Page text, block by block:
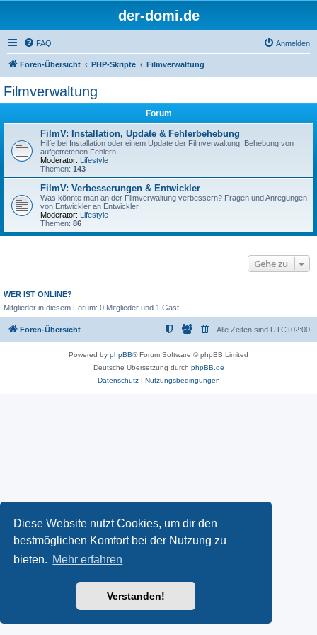
Diese Website nutzt Cookies, um dir den
bestmöglichen Komfort bei der Nutzung zu
bieten. Mehr erfahren
Verstanden!
der-domi.de
FAQ Anmelden
Foren-Übersicht PHP-Skripte Filmverwaltung
Filmverwaltung
Forum
FilmV: Installation, Update & Fehlerbehebung
Hilfe bei Installation oder einem Update der Filmverwaltung. Behebung von
aufgetretenen Fehlern
Moderator: Lifestyle
Themen: 143
FilmV: Verbesserungen & Entwickler
Was könnte man an der Filmverwaltung verbessern? Fragen und Anregungen
von Entwickler an Entwickler.
Moderator: Lifestyle
Themen: 86
Gehe zu
WER IST ONLINE?
Mitglieder in diesem Forum: 0 Mitglieder und 1 Gast
Foren-Übersicht Alle Zeiten sind UTC+02:00
Powered by phpBB® Forum Software © phpBB Limited
Deutsche Übersetzung durch phpBB.de
Datenschutz| Nutzungsbedingungen